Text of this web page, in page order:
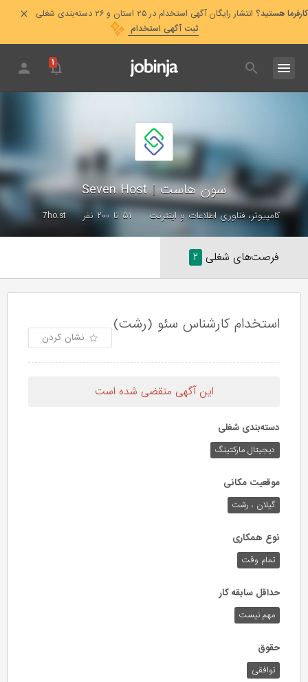
کارفرما هستید؟ انتشار رایگان آگهی استخدام در ۲۵ استان و ۲۶ دسته‌بندی شغلی
ثبت آگهی استخدام
۱
سون هاست|
Seven Host
کامپیوتر، فناوری اطلاعات و اینترنت ۵۱ تا ۲۰۰ نفر 7ho.st
فرصت‌های شغلی ۲
استخدام کارشناس سئو (رشت)
نشان کردن
این آگهی منقضی شده است
دسته‌بندی شغلی
دیجیتال مارکتینگ
موقعیت مکانی
گیلان ، رشت
نوع همکاری
تمام وقت
حداقل سابقه کار
مهم نیست
حقوق
توافقی